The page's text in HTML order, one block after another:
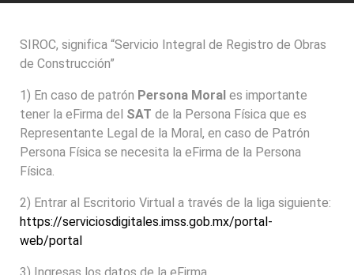
SIROC, significa “Servicio Integral de Registro de Obras
de Construcción”
1) En caso de patrón Persona Moral es importante
tener la eFirma del SAT de la Persona Física que es
Representante Legal de la Moral, en caso de Patrón
Persona Física se necesita la eFirma de la Persona
Física.
2) Entrar al Escritorio Virtual a través de la liga siguiente:
https://serviciosdigitales.imss.gob.mx/portal-
web/portal